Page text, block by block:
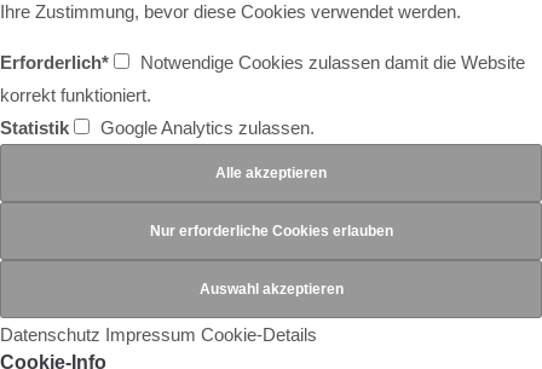
Ihre Zustimmung, bevor diese Cookies verwendet werden.
Erforderlich*
Notwendige Cookies zulassen damit die Website
korrekt funktioniert.
Statistik
Google Analytics zulassen.
Datenschutz Impressum Cookie-Details
Cookie-Info